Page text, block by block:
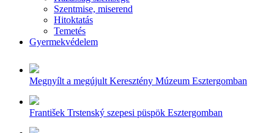
Szentmise, miserend
Hitoktatás
Temetés
Gyermekvédelem
Megnyílt a megújult Keresztény Múzeum Esztergomban
František Trstenský szepesi püspök Esztergomban